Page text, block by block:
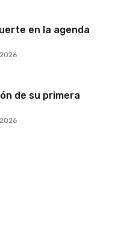
en la agenda
de su primera